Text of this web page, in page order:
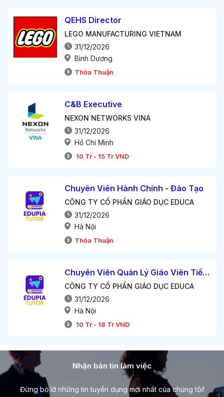
QEHS Director
LEGO MANUFACTURING VIETNAM
31/12/2026
Bình Dương
Thỏa Thuận
C&B Executive
NEXON NETWORKS VINA
31/12/2026
Hồ Chí Minh
10 Tr - 15Tr VND
Chuyên Viên Hành Chính - Đào Tạo
CÔNG TY CỔ PHẦN GIÁO DỤC EDUCA
31/12/2026
Hà Nội
Thỏa Thuận
Chuyên Viên Quản Lý Giáo Viên Tiếng Anh
CÔNG TY CỔ PHẦN GIÁO DỤC EDUCA
31/12/2026
Hà Nội
10 Tr - 18 Tr VND
Nhận bản tin làm việc
Đừng bỏ lỡ những tin tuyển dụng mới nhất của chúng tôi!